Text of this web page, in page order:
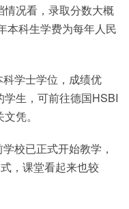
况看，录取分数大概
本科生学费为每年人民
学士学位，成绩优
生，可前往德国HSBI
凭。
校已正式开始教学，
，课堂看起来也较